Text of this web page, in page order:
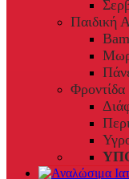
Παιδική
Φροντίδα